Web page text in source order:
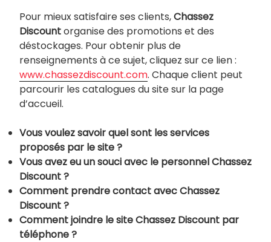
Pour mieux satisfaire ses clients,Chassez
Discountorganise des promotions et des
déstockages. Pour obtenir plus de
renseignements à ce sujet, cliquez sur ce lien :
www.chassezdiscount.com. Chaque client peut
parcourir les catalogues du site sur la page
d’accueil.
Vous voulez savoir quel sont les services
proposés par le site ?
Vous avez eu un souci avec le personnelChassez
Discount ?
Comment prendre contact avecChassez
Discount ?
Comment joindre le siteChassez Discount par
téléphone ?